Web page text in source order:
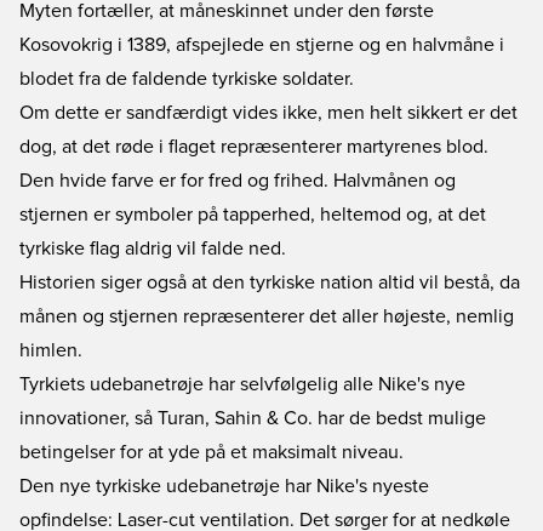
Myten fortæller, at måneskinnet under den første
Kosovokrig i 1389, afspejlede en stjerne og en halvmåne i
blodet fra de faldende tyrkiske soldater.
Om dette er sandfærdigt vides ikke, men helt sikkert er det
dog, at det røde i flaget repræsenterer martyrenes blod.
Den hvide farve er for fred og frihed. Halvmånen og
stjernen er symboler på tapperhed, heltemod og, at det
tyrkiske flag aldrig vil falde ned.
Historien siger også at den tyrkiske nation altid vil bestå, da
månen og stjernen repræsenterer det aller højeste, nemlig
himlen.
Tyrkiets udebanetrøje har selvfølgelig alle Nike's nye
innovationer, så Turan, Sahin & Co. har de bedst mulige
betingelser for at yde på et maksimalt niveau.
Den nye tyrkiske udebanetrøje har Nike's nyeste
opfindelse: Laser-cut ventilation. Det sørger for at nedkøle